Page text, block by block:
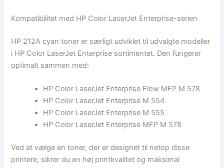
Kompatibilitet med HP Color LaserJet Enterprise-serien
HP 212A cyan toner er særligt udviklet til udvalgte modeller
i HP Color LaserJet Enterprise sortimentet. Den fungerer
optimalt sammen med:
HP Color LaserJet Enterprise Flow MFP M 578
HP Color LaserJet Enterprise M 554
HP Color LaserJet Enterprise M 555
HP Color LaserJet Enterprise MFP M 578
Ved at vælge en toner, der er designet til netop disse
printere, sikrer du en høj printkvalitet og maksimal